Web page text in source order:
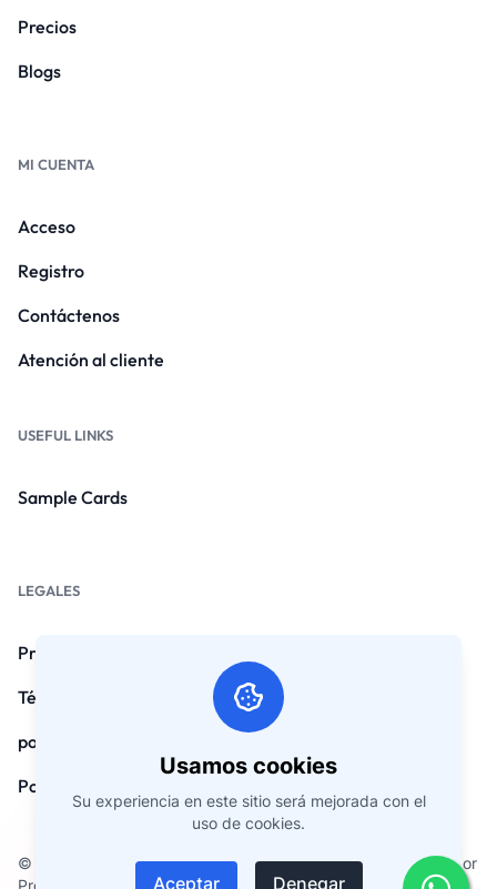
Usamos cookies
Su experiencia en este sitio será mejorada con el
uso de cookies.
Aceptar Denegar
Precios
Blogs
MI CUENTA
Acceso
Registro
Contáctenos
Atención al cliente
USEFUL LINKS
Sample Cards
LEGALES
Preguntas frecuentes
Términos y condiciones
política de privacidad
Política de reembolso
© Derechos de autor 2026. Todos los derechos reservados por